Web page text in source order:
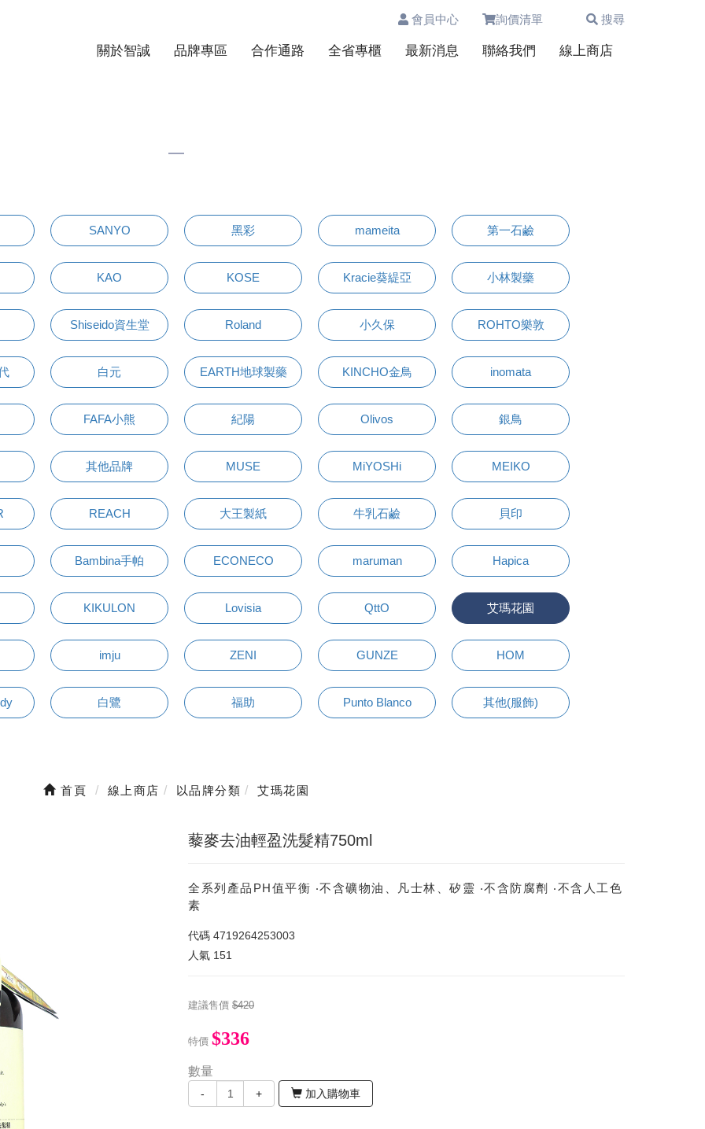
會員中心 詢價清單 搜尋
關於智誠 品牌專區 合作通路 全省專櫃 最新消息 聯絡我們 線上商店
SANYO 黑彩 mameita 第一石鹼
KAO KOSE Kracie葵緹亞 小林製藥
Shiseido資生堂 Roland 小久保 ROHTO樂敦
白元 EARTH地球製藥 KINCHO金鳥 inomata
FAFA小熊 紀陽 Olivos 銀鳥
其他品牌 MUSE MiYOSHi MEIKO
REACH 大王製紙 牛乳石鹼 貝印
Bambina手帕 ECONECO maruman Hapica
KIKULON Lovisia QttO 艾瑪花園
imju ZENI GUNZE HOM
白鷺 福助 Punto Blanco 其他(服飾)
首頁 線上商店 以品牌分類 艾瑪花園
藜麥去油輕盈洗髮精750ml
全系列產品PH值平衡 ‧不含礦物油、凡士林、矽靈 ‧不含防腐劑 ‧不含人工色
素
代碼 4719264253003
人氣 151
建議售價 $420
特價 $336
數量
- + 加入購物車